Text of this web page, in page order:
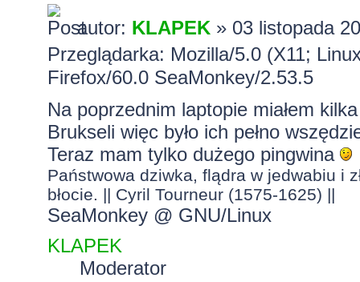
autor: KLAPEK» 03 listopada
Przeglądarka: Mozilla/5.0 (X11;
Firefox/60.0 SeaMonkey/2.53.5
Na poprzednim laptopie miałem
Brukseli więc było ich pełno
Teraz mam tylko dużego pingwina
Państwowa dziwka, flądra w jedwabiu i
błocie. || Cyril Tourneur (1575-1625) ||
SeaMonkey @ GNU/Linux
KLAPEK
Moderator